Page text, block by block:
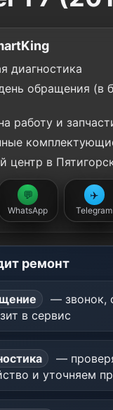
диагностика
обращения (в
работу и
центр в
💬
WhatsApp
✈️
Telegram
ремонт
— звонок,
в сервис
—
и уточняем